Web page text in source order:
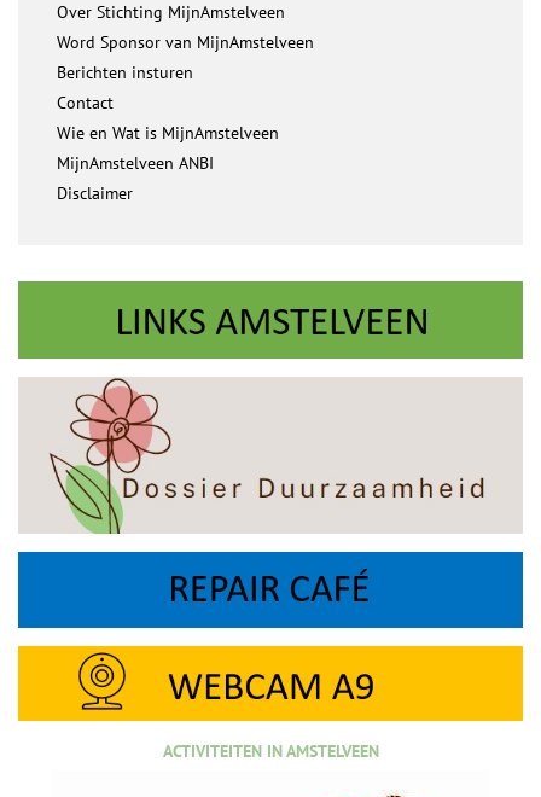
Over Stichting MijnAmstelveen
Word Sponsor van MijnAmstelveen
Berichten insturen
Contact
Wie en Wat is MijnAmstelveen
MijnAmstelveen ANBI
Disclaimer
ACTIVITEITEN IN AMSTELVEEN